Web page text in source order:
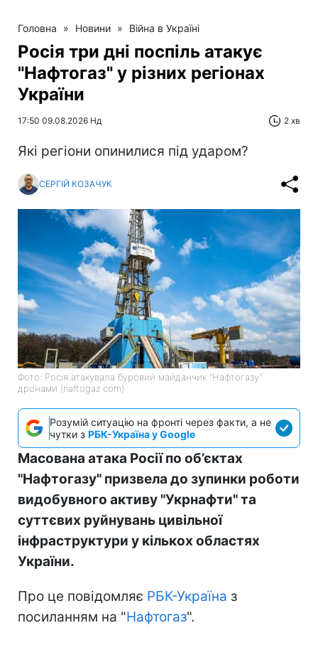
Головна » Новини » Війна в Україні
Росія три дні поспіль атакує
"Нафтогаз" у різних регіонах
України
17:50 09.08.2026 Нд 2 хв
Які регіони опинилися під ударом?
СЕРГІЙ КОЗАЧУК
Фото: Росія атакувала буровий майданчик "Нафтогазу"
дронами (naftogaz.com)
Розумій ситуацію на фронті через факти, а не
чутки з РБК-Україна у Google
Масована атака Росії по об’єктах
"Нафтогазу" призвела до зупинки роботи
видобувного активу "Укрнафти" та
суттєвих руйнувань цивільної
інфраструктури у кількох областях
України.
Про це повідомляє РБК-Україна з
посиланням на "Нафтогаз".